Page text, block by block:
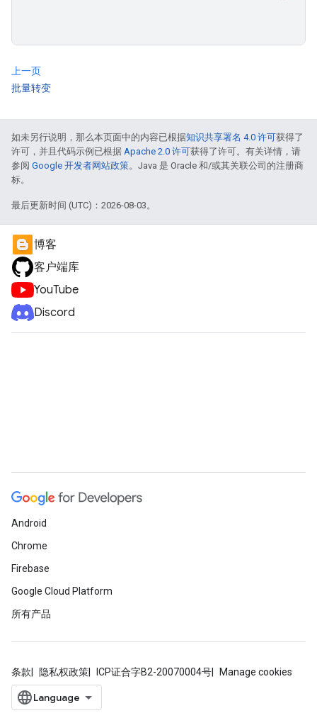
上一页
批量转变
如未另行说明，那么本页面中的内容已根据知识共享署名 4.0 许可获得了
许可，并且代码示例已根据 Apache 2.0 许可获得了许可。有关详情，请
参阅 Google 开发者网站政策。Java 是 Oracle 和/或其关联公司的注册商
标。
最后更新时间 (UTC)：2026-08-03。
博客
客户端库
YouTube
Discord
Android
Chrome
Firebase
Google Cloud Platform
所有产品
条款 隐私权政策 ICP证合字B2-20070004号 Manage cookies